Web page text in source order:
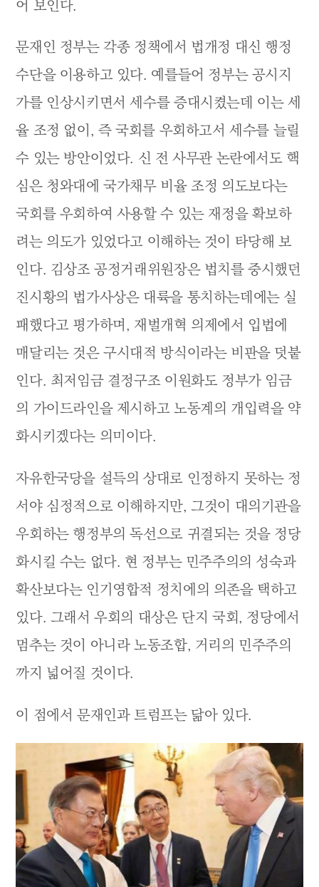
어 보인다.
문재인 정부는 각종 정책에서 법개정 대신 행정
수단을 이용하고 있다. 예를들어 정부는 공시지
가를 인상시키면서 세수를 증대시켰는데 이는 세
율 조정 없이, 즉 국회를 우회하고서 세수를 늘릴
수 있는 방안이었다. 신 전 사무관 논란에서도 핵
심은 청와대에 국가채무 비율 조정 의도보다는
국회를 우회하여 사용할 수 있는 재정을 확보하
려는 의도가 있었다고 이해하는 것이 타당해 보
인다. 김상조 공정거래위원장은 법치를 중시했던
진시황의 법가사상은 대륙을 통치하는데에는 실
패했다고 평가하며, 재벌개혁 의제에서 입법에
매달리는 것은 구시대적 방식이라는 비판을 덧붙
인다. 최저임금 결정구조 이원화도 정부가 임금
의 가이드라인을 제시하고 노동계의 개입력을 약
화시키겠다는 의미이다.
자유한국당을 설득의 상대로 인정하지 못하는 정
서야 심정적으로 이해하지만, 그것이 대의기관을
우회하는 행정부의 독선으로 귀결되는 것을 정당
화시킬 수는 없다. 현 정부는 민주주의의 성숙과
확산보다는 인기영합적 정치에의 의존을 택하고
있다. 그래서 우회의 대상은 단지 국회, 정당에서
멈추는 것이 아니라 노동조합, 거리의 민주주의
까지 넓어질 것이다.
이 점에서 문재인과 트럼프는 닮아 있다.